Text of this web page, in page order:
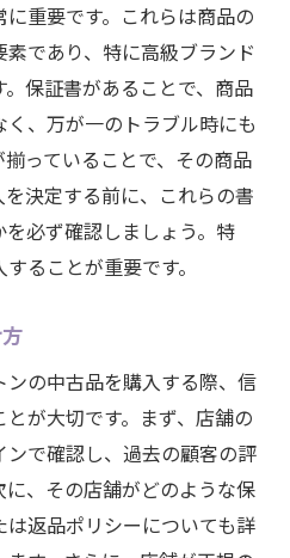
重要です。これらは商品の
であり、特に高級ブランド
保証書があることで、商品
、万が一のトラブル時にも
っていることで、その商品
決定する前に、これらの書
必ず確認しましょう。特
ることが重要です。
の中古品を購入する際、信
が大切です。まず、店舗の
で確認し、過去の顧客の評
、その店舗がどのような保
返品ポリシーについても詳